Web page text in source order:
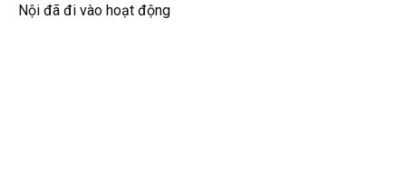
Nội đã đi vào hoạt động